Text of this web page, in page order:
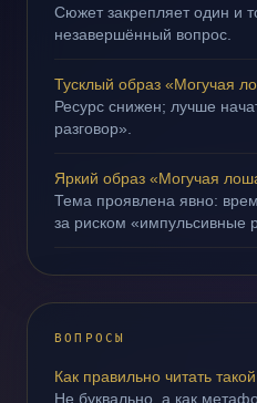
Сюжет закрепляет один и
незавершённый вопрос.
Тусклый образ «Могучая
Ресурс снижен; лучше
разговор».
Яркий образ «Могучая
Тема проявлена явно:
за риском «импульсивные
ВОПРОСЫ
Как правильно читать
Не буквально, а как